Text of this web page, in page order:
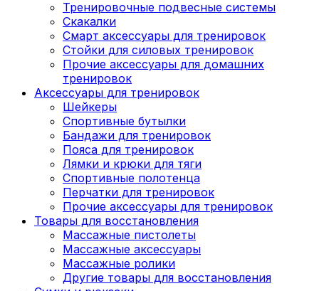
Тренировочные подвесные системы
Скакалки
Смарт аксессуары для тренировок
Стойки для силовых тренировок
Прочие аксессуары для домашних
тренировок
Аксессуары для тренировок
Шейкеры
Спортивные бутылки
Бандажи для тренировок
Пояса для тренировок
Лямки и крюки для тяги
Спортивные полотенца
Перчатки для тренировок
Прочие аксессуары для тренировок
Товары для восстановления
Массажные пистолеты
Массажные аксессуары
Массажные ролики
Другие товары для восстановления